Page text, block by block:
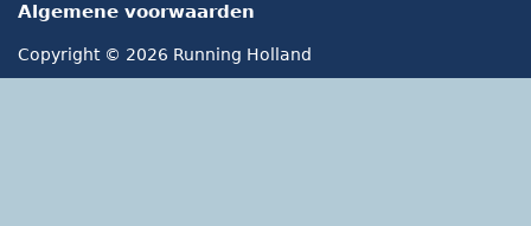
Algemene voorwaarden
Copyright © 2026 Running Holland